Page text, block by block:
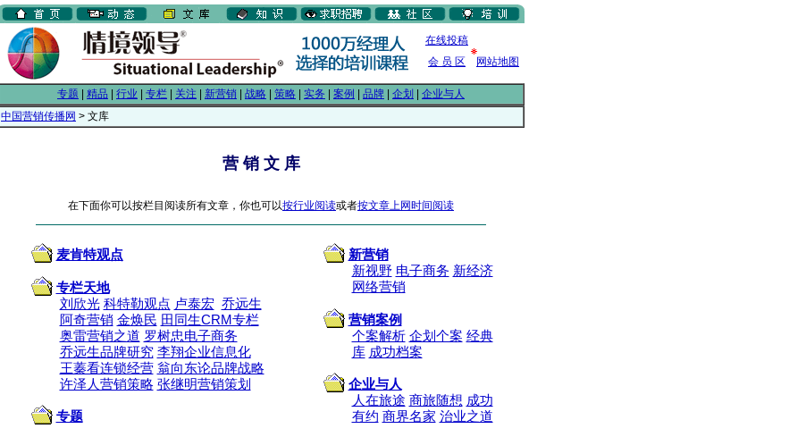
在线投稿
会 员 区
网站地图
专题 精品 行业 专栏 关注 新营销 战略 策略 实务 案例 品牌 企划
企业与人
中国营销传播网 > 文库
营 销 文 库
在下面你可以按栏目阅读所有文章，你也可以按行业阅读或者按文章上网时间阅读
麦肯特观点
专栏天地
刘欣光 科特勒观点 卢泰宏 乔远生
阿奇营销 金焕民 田同生CRM专栏
奥雷营销之道 罗树忠电子商务
乔远生品牌研究 李翔企业信息化
王蓁看连锁经营 翁向东论品牌战略
许泽人营销策略 张继明营销策划
专题
新营销
新视野 电子商务 新经济
网络营销
营销案例
个案解析 企划个案 经典
库 成功档案
企业与人
人在旅途 商旅随想 成功
有约 商界名家 治业之道